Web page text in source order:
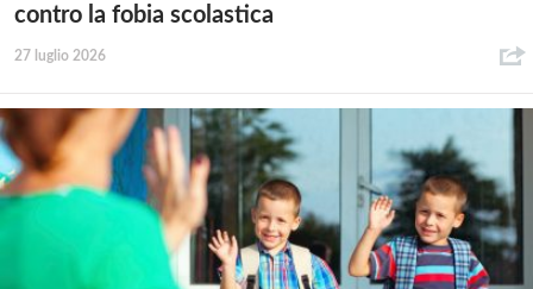
contro la fobia scolastica
27 luglio 2026